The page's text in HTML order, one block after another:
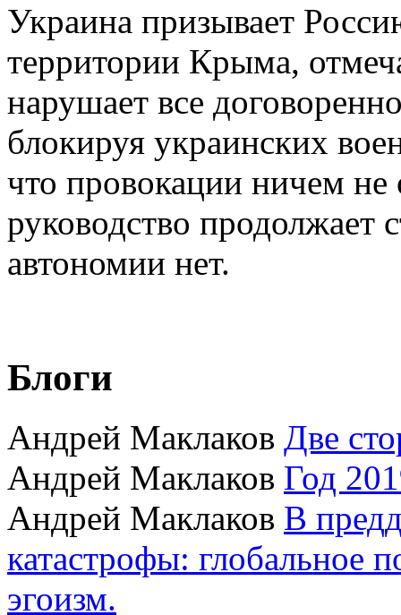
Украина призывает
территории Крыма,
нарушает все
блокируя украинских
что провокации ничем
руководство продолжает
автономии нет.
Блоги
Андрей Маклаков Две
Андрей Маклаков Год
Андрей Маклаков В
катастрофы: глобальное
эгоизм.